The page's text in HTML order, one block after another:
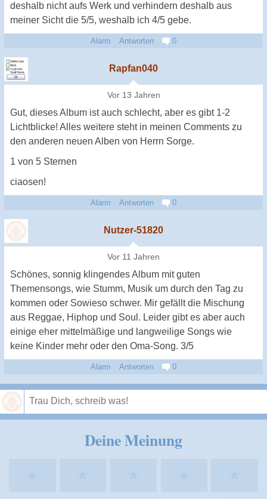
deshalb nicht aufs Werk und verhindern deshalb aus
meiner Sicht die 5/5, weshalb ich 4/5 gebe.
Alarm Antworten 0
Rapfan040
Vor 13 Jahren
Gut, dieses Album ist auch schlecht, aber es gibt 1-2
Lichtblicke! Alles weitere steht in meinen Comments zu
den anderen neuen Alben von Herrn Sorge.
1 von 5 Sternen
ciaosen!
Alarm Antworten 0
Nutzer-51820
Vor 11 Jahren
Schönes, sonnig klingendes Album mit guten
Themensongs, wie Stumm, Musik um durch den Tag zu
kommen oder Sowieso schwer. Mir gefällt die Mischung
aus Reggae, Hiphop und Soul. Leider gibt es aber auch
einige eher mittelmäßige und langweilige Songs wie
keine Kinder mehr oder den Oma-Song. 3/5
Alarm Antworten 0
Deine Meinung